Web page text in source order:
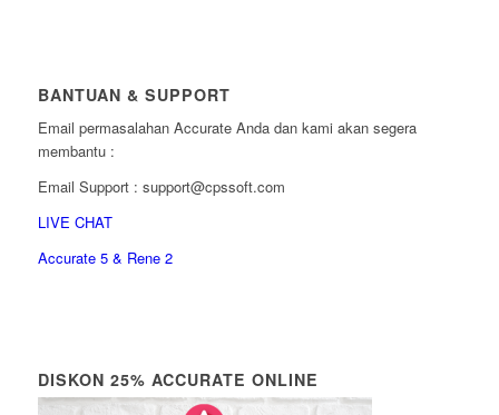
BANTUAN & SUPPORT
Email permasalahan Accurate Anda dan kami akan segera
membantu :
Email Support : support@cpssoft.com
LIVE CHAT
Accurate 5 & Rene 2
DISKON 25% ACCURATE ONLINE